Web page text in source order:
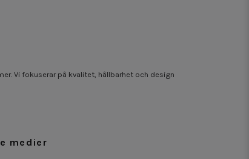
Vi fokuserar på kvalitet, hållbarhet och design
medier